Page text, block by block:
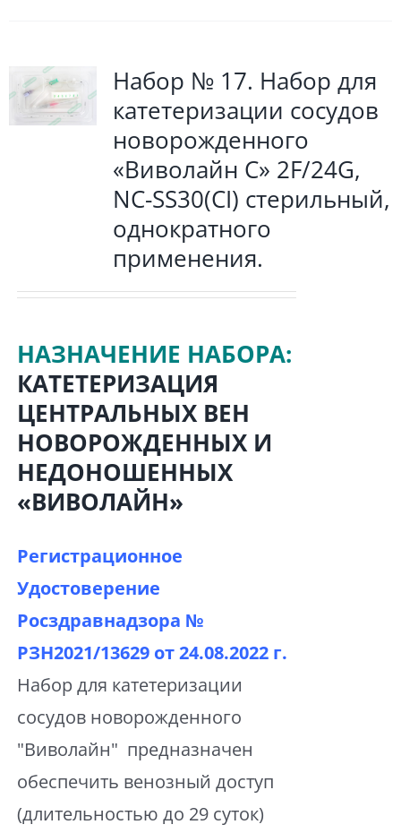
Набор № 17. Набор для
катетеризации сосудов
новорожденного
«Виволайн С» 2F/24G,
NC-SS30(CI) стерильный,
однократного
применения.
НАЗНАЧЕНИЕ НАБОРА:
КАТЕТЕРИЗАЦИЯ
ЦЕНТРАЛЬНЫХ ВЕН
НОВОРОЖДЕННЫХ И
НЕДОНОШЕННЫХ
«ВИВОЛАЙН»
Регистрационное
Удостоверение
Росздравнадзора №
РЗН2021/13629 от24.08.2022 г.
Набор для катетеризации
сосудов новорожденного
"Виволайн" предназначен
обеспечить венозный доступ
(длительностью до 29 суток)